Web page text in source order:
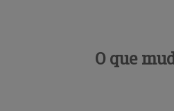
O que